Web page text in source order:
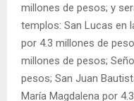
millones de pesos; y
templos: San Lucas en
por 4.3 millones de
millones de pesos;
pesos; San Juan
María Magdalena por